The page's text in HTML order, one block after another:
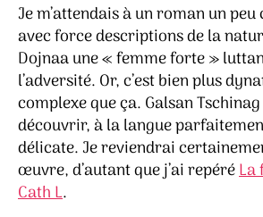
Je m’attendais à un roman un
avec force descriptions de la
Dojnaa une « femme forte »
l’adversité. Or, c’est bien plus
complexe que ça. Galsan
découvrir, à la langue
délicate. Je reviendrai
œuvre, d’autant que j’ai repéréLa
Cath L.